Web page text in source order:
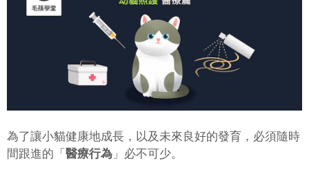
為了讓小貓健康地成長，以及未來良好的發育，必須隨時
間跟進的「 醫療行為 」必不可少。